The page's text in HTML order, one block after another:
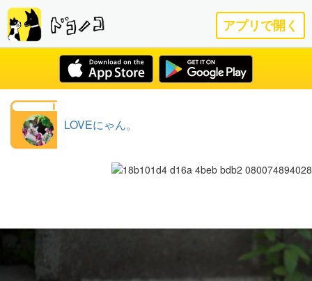
アプリで開く
LOVEにゃん。